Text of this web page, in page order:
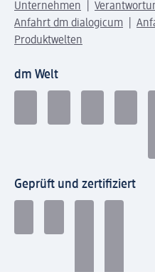
Unternehmen
Anfahrt dm dialogicum
Produktwelten
dm Welt
Geprüft und zertifiziert